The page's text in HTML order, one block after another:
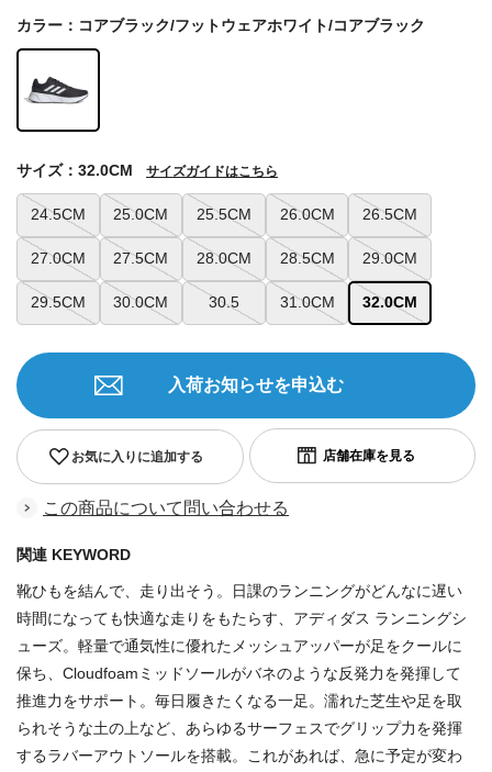
カラー：コアブラック/フットウェアホワイト/コアブラック
24.5CM 25.0CM 25.5CM 26.0CM 26.5CM
27.0CM 27.5CM 28.0CM 28.5CM 29.0CM
29.5CM 30.0CM 30.5 31.0CM 32.0CM
サイズ：32.0CM サイズガイドはこちら
お気に入りに追加する
入荷お知らせを申込む
この商品について問い合わせる
関連 KEYWORD
靴ひもを結んで、走り出そう。日課のランニングがどんなに遅い
時間になっても快適な走りをもたらす、アディダス ランニングシ
ューズ。軽量で通気性に優れたメッシュアッパーが足をクールに
保ち、Cloudfoamミッドソールがバネのような反発力を発揮して
推進力をサポート。毎日履きたくなる一足。濡れた芝生や足を取
られそうな土の上など、あらゆるサーフェスでグリップ力を発揮
するラバーアウトソールを搭載。これがあれば、急に予定が変わ